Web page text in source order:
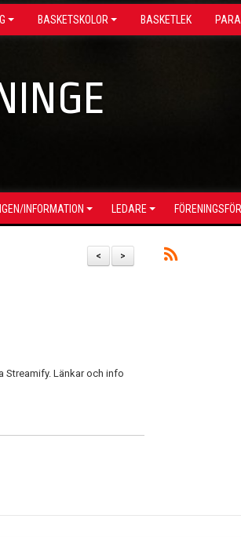
BASKETSKOLOR BASKETLEK
INFORMATION LEDARE
>
<
Streamify. Länkar och info